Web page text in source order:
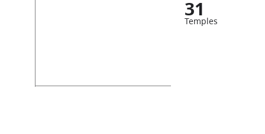
31
Temples